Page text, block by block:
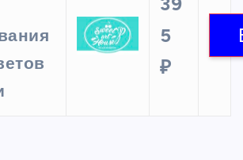
5
₽